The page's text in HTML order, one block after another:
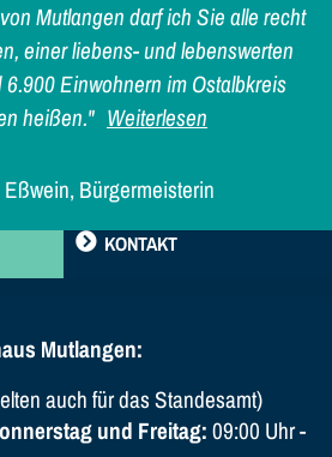
Mutlangen darf ich Sie alle recht
einer liebens- und lebenswerten
Einwohnern im Ostalbkreis
heißen." Weiterlesen
Bürgermeisterin
KONTAKT
Mutlangen:
auch für das Standesamt)
und Freitag:09:00 Uhr -